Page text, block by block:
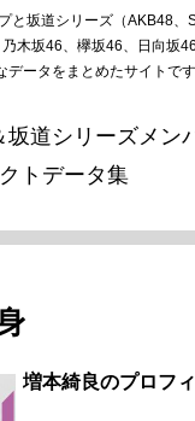
と坂道シリーズ（AKB48、
木坂46、欅坂46、日向坂
データをまとめたサイトです
道シリーズメン
クトデータ集
増本綺良のプロフ